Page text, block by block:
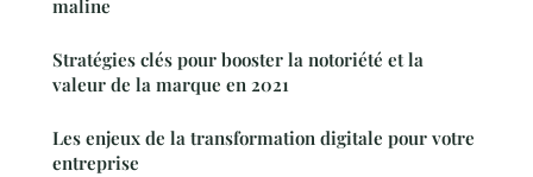
maline
Stratégies clés pour booster la notoriété et la
valeur de la marque en 2021
Les enjeux de la transformation digitale pour votre
entreprise